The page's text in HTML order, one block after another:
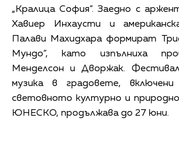
„Кралица София”. Заедно с
Хавиер Инхаусти и
Палави Махидхара формират
Мундо”, като изпълниха
Менделсон и Дворжак.
музика в градовете,
световното културно и
ЮНЕСКО, продължава до 27 юни.